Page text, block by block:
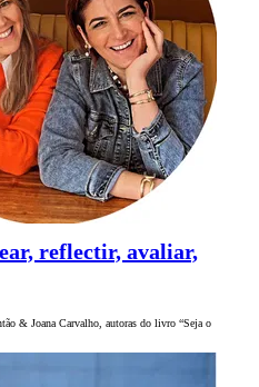
reflectir, avaliar,
& Joana Carvalho, autoras do livro “Seja o